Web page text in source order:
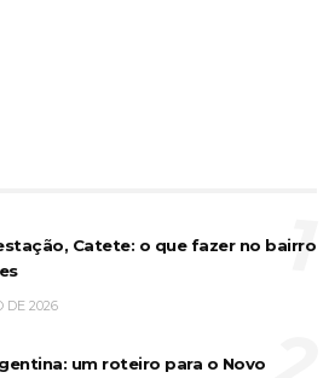
Catete: o que fazer no bairro
DE 2026
1
um roteiro para o Novo